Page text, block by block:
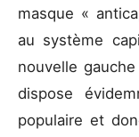
masque «
au système
nouvelle gauche
dispose
populaire et